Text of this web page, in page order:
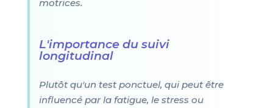
motrices.
L'importance du suivi
longitudinal
Plutôt qu'un test ponctuel, qui peut être
influencé par la fatigue, le stress ou